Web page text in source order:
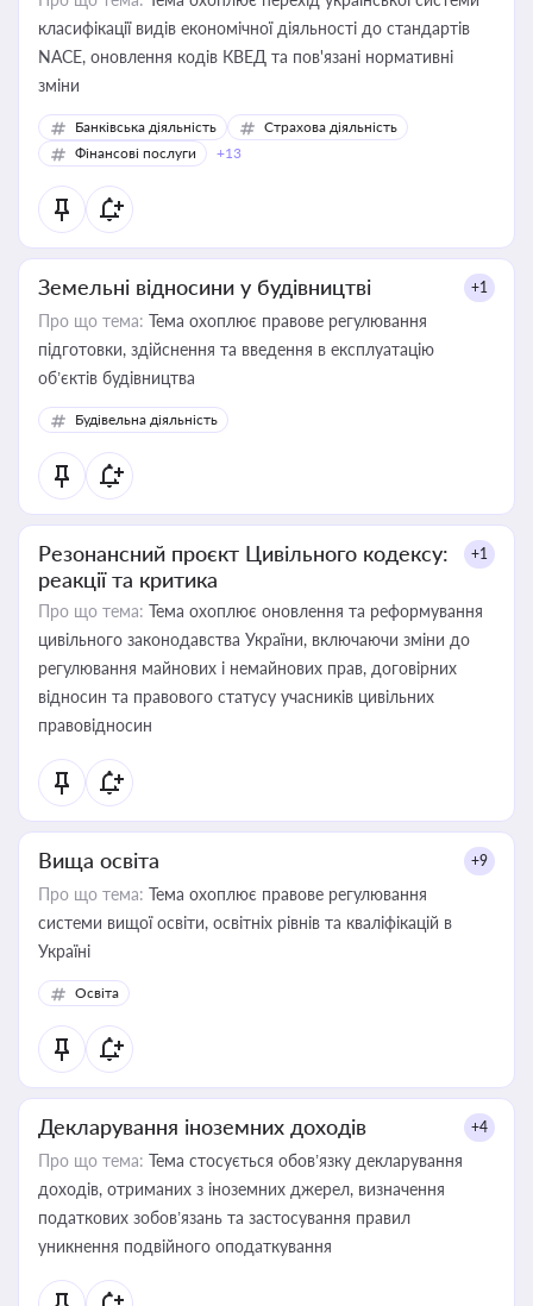
класифікації видів економічної діяльності до стандартів
NACE, оновлення кодів КВЕД та пов'язані нормативні
зміни
Банківська діяльність
Страхова діяльність
Фінансові послуги
+13
Земельні відносини у будівництві +1
Про що тема: Тема охоплює правове регулювання
підготовки, здійснення та введення в експлуатацію
об’єктів будівництва
Будівельна діяльність
Резонансний проєкт Цивільного кодексу:
реакції та критика
+1
Про що тема: Тема охоплює оновлення та реформування
цивільного законодавства України, включаючи зміни до
регулювання майнових і немайнових прав, договірних
відносин та правового статусу учасників цивільних
правовідносин
Вища освіта +9
Про що тема: Тема охоплює правове регулювання
системи вищої освіти, освітніх рівнів та кваліфікацій в
Україні
Освіта
Декларування іноземних доходів +4
Про що тема: Тема стосується обов’язку декларування
доходів, отриманих з іноземних джерел, визначення
податкових зобов’язань та застосування правил
уникнення подвійного оподаткування